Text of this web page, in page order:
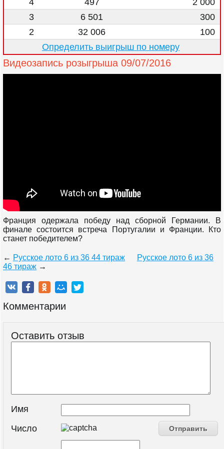
4
497
2 000
3
6 501
300
2
32 006
100
Определить выигрыш по номеру
Видеозапись розыгрыша 09/07/2016
Франция одержала победу над сборной Германии. В
финале состоится встреча Португалии и Франции. Кто
станет победителем?
← Русское лото 6 из 36 44 тираж
Русское лото 6 из 36
46 тираж →
Комментарии
Оставить отзыв
Имя
Число